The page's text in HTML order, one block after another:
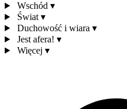
Wschód ▾
Świat ▾
Duchowość i wiara ▾
Jest afera! ▾
Więcej ▾